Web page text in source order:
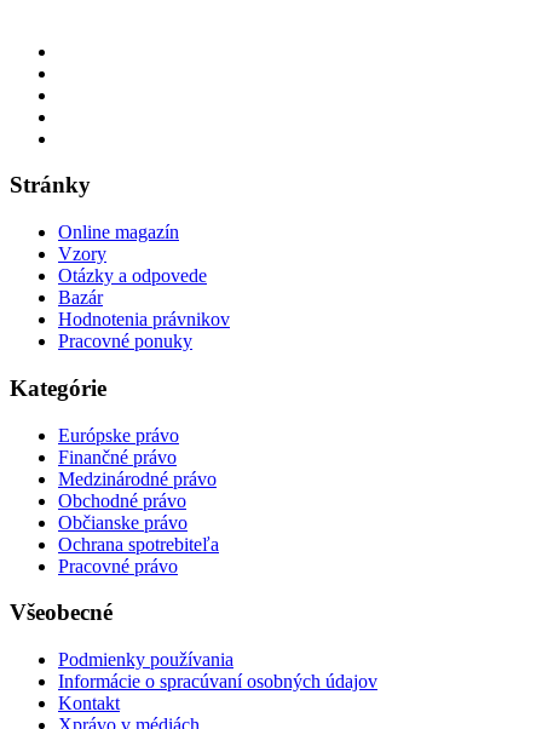
Stránky
Online magazín
Vzory
Otázky a odpovede
Bazár
Hodnotenia právnikov
Pracovné ponuky
Kategórie
Európske právo
Finančné právo
Medzinárodné právo
Obchodné právo
Občianske právo
Ochrana spotrebiteľa
Pracovné právo
Všeobecné
Podmienky používania
Informácie o spracúvaní osobných údajov
Kontakt
Xprávo v médiách